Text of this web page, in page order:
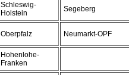
Schleswig-
Holstein
Segeberg
Oberpfalz Neumarkt-OPF
Hohenlohe-
Franken